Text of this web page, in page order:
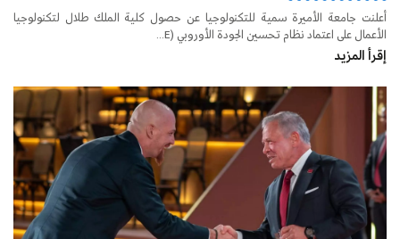
أعلنت جامعة الأميرة سمية للتكنولوجيا عن حصول كلية الملك طلال لتكنولوجيا
الأعمال على اعتماد نظام تحسين الجودة الأوروبي (E...
إقرأ المزيد